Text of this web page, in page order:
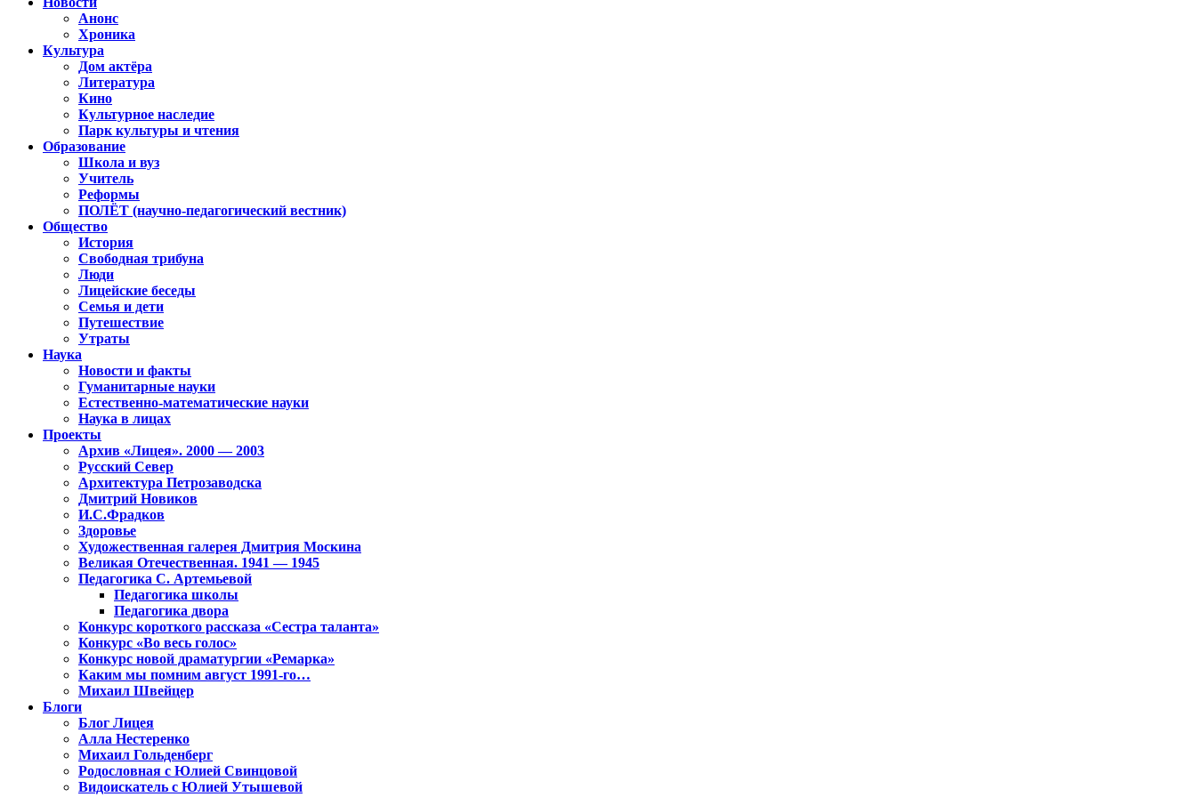
Анонс
Хроника
Культура
Дом актёра
Литература
Кино
Культурное наследие
Парк культуры и чтения
Образование
Школа и вуз
Учитель
Реформы
ПОЛЁТ (научно-педагогический вестник)
Общество
История
Свободная трибуна
Люди
Лицейские беседы
Семья и дети
Путешествие
Утраты
Наука
Новости и факты
Гуманитарные науки
Естественно-математические науки
Наука в лицах
Проекты
Архив «Лицея». 2000 — 2003
Русский Север
Архитектура Петрозаводска
Дмитрий Новиков
И.С.Фрадков
Здоровье
Художественная галерея Дмитрия Москина
Великая Отечественная. 1941 — 1945
Педагогика С. Артемьевой
Педагогика школы
Педагогика двора
Конкурс короткого рассказа «Сестра таланта»
Конкурс «Во весь голос»
Конкурс новой драматургии «Ремарка»
Каким мы помним август 1991-го…
Михаил Швейцер
Блоги
Блог Лицея
Алла Нестеренко
Михаил Гольденберг
Родословная с Юлией Свинцовой
Видоискатель с Юлией Утышевой